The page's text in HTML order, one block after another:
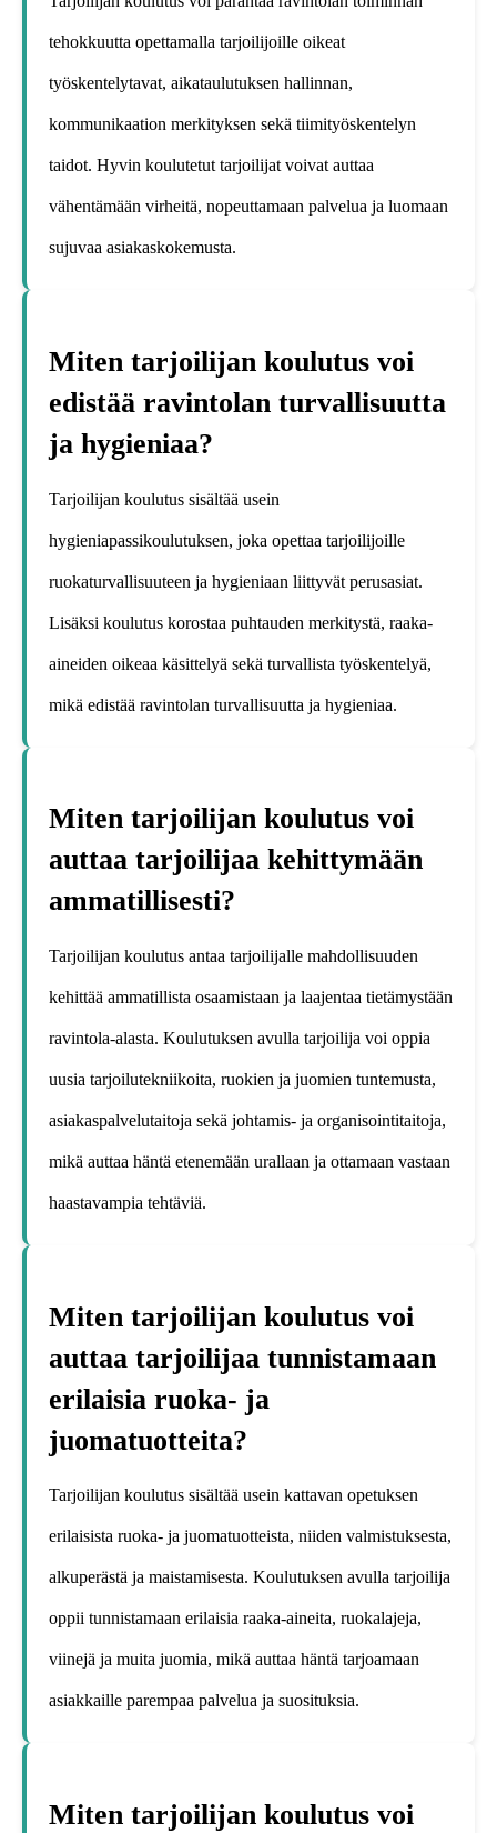
tehokkuutta opettamalla tarjoilijoille oikeat
työskentelytavat, aikataulutuksen hallinnan,
kommunikaation merkityksen sekä tiimityöskentelyn
taidot. Hyvin koulutetut tarjoilijat voivat auttaa
vähentämään virheitä, nopeuttamaan palvelua ja luomaan
sujuvaa asiakaskokemusta.
Miten tarjoilijan koulutus voi
edistää ravintolan turvallisuutta
ja hygieniaa?
Tarjoilijan koulutus sisältää usein
hygieniapassikoulutuksen, joka opettaa tarjoilijoille
ruokaturvallisuuteen ja hygieniaan liittyvät perusasiat.
Lisäksi koulutus korostaa puhtauden merkitystä, raaka-
aineiden oikeaa käsittelyä sekä turvallista työskentelyä,
mikä edistää ravintolan turvallisuutta ja hygieniaa.
Miten tarjoilijan koulutus voi
auttaa tarjoilijaa kehittymään
ammatillisesti?
Tarjoilijan koulutus antaa tarjoilijalle mahdollisuuden
kehittää ammatillista osaamistaan ja laajentaa tietämystään
ravintola-alasta. Koulutuksen avulla tarjoilija voi oppia
uusia tarjoilutekniikoita, ruokien ja juomien tuntemusta,
asiakaspalvelutaitoja sekä johtamis- ja organisointitaitoja,
mikä auttaa häntä etenemään urallaan ja ottamaan vastaan
haastavampia tehtäviä.
Miten tarjoilijan koulutus voi
auttaa tarjoilijaa tunnistamaan
erilaisia ruoka- ja
juomatuotteita?
Tarjoilijan koulutus sisältää usein kattavan opetuksen
erilaisista ruoka- ja juomatuotteista, niiden valmistuksesta,
alkuperästä ja maistamisesta. Koulutuksen avulla tarjoilija
oppii tunnistamaan erilaisia raaka-aineita, ruokalajeja,
viinejä ja muita juomia, mikä auttaa häntä tarjoamaan
asiakkaille parempaa palvelua ja suosituksia.
Miten tarjoilijan koulutus voi